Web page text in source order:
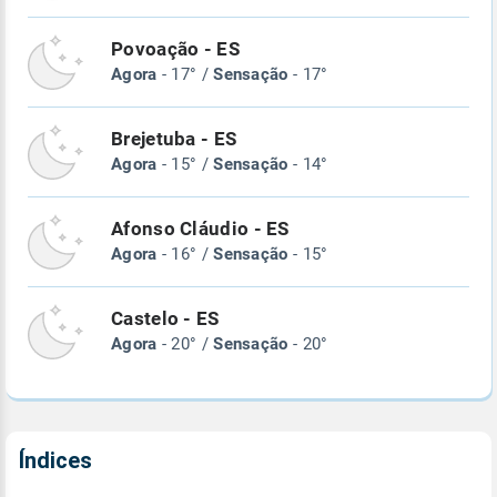
Povoação - ES
Agora - 17° /Sensação - 17°
Brejetuba - ES
Agora - 15° /Sensação - 14°
Afonso Cláudio - ES
Agora - 16° /Sensação - 15°
Castelo - ES
Agora - 20° /Sensação - 20°
Índices